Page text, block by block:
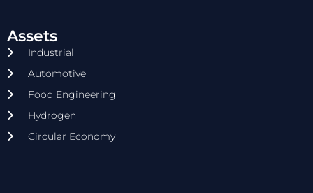
Assets
Industrial
Automotive
Food Engineering
Hydrogen
Circular Economy